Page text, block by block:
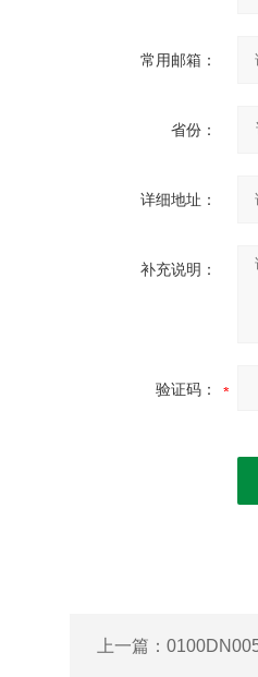
常用邮箱：
省份：
详细地址：
补充说明：
验证码：
上一篇：